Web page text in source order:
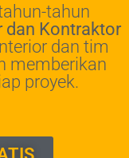
tahun
dan Kontraktor
dan tim
memberikan
proyek.